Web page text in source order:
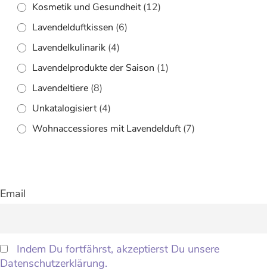
Kosmetik und Gesundheit (12)
Lavendelduftkissen (6)
Lavendelkulinarik (4)
Lavendelprodukte der Saison (1)
Lavendeltiere (8)
Unkatalogisiert (4)
Wohnaccessiores mit Lavendelduft (7)
Email
Indem Du fortfährst, akzeptierst Du unsere
Datenschutzerklärung.